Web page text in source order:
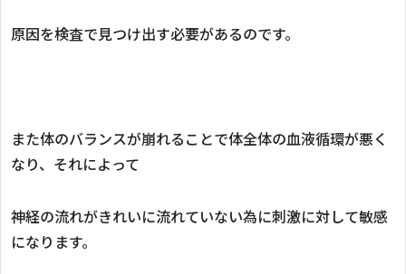
原因を検査で見つけ出す必要があるのです。
また体のバランスが崩れることで体全体の血液循環が悪く
なり、それによって
神経の流れがきれいに流れていない為に刺激に対して敏感
になります。